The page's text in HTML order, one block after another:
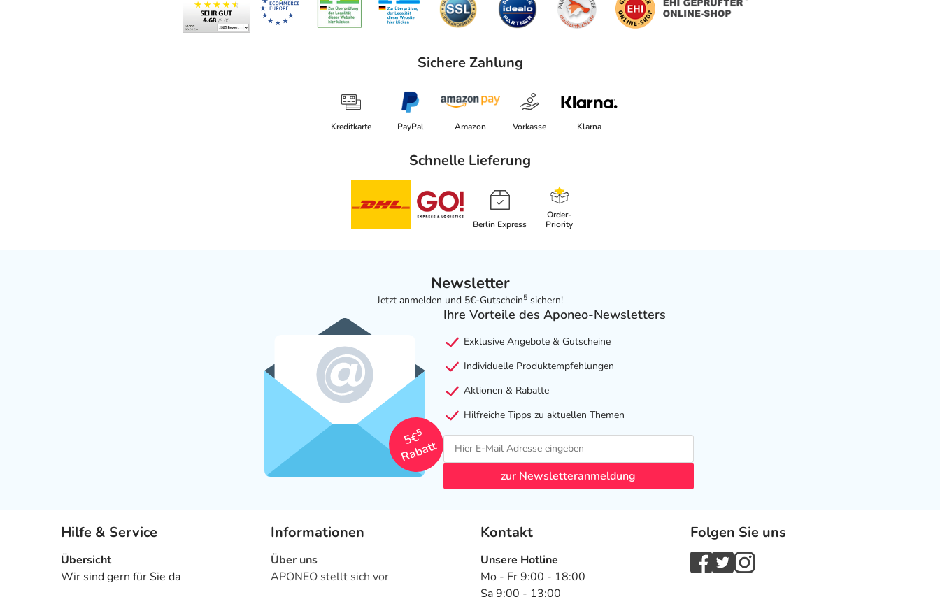
Sichere Zahlung
Kreditkarte PayPal Amazon Vorkasse Klarna
Schnelle Lieferung
Berlin Express
Order-
Priority
Newsletter
Jetzt anmelden und 5€-Gutschein5 sichern!
5€
5
Rabatt
Ihre Vorteile des Aponeo-Newsletters
Exklusive Angebote & Gutscheine
Individuelle Produktempfehlungen
Aktionen & Rabatte
Hilfreiche Tipps zu aktuellen Themen
zur Newsletteranmeldung
Hilfe & Service
Übersicht
Wir sind gern für Sie da
Informationen
Über uns
APONEO stellt sich vor
Kontakt
Unsere Hotline
Mo - Fr 9:00 - 18:00
Sa 9:00 - 13:00
Folgen Sie uns